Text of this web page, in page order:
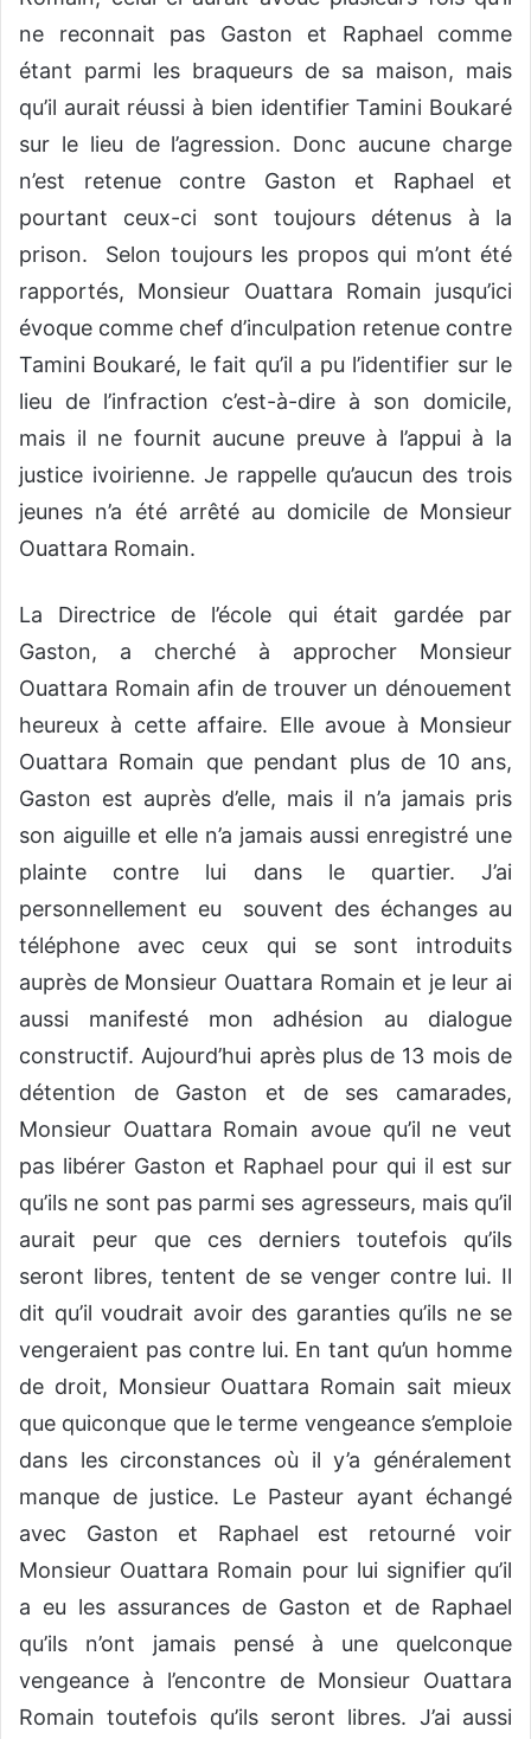
ne reconnait pas Gaston et Raphael comme
étant parmi les braqueurs de sa maison, mais
qu’il aurait réussi à bien identifier Tamini Boukaré
sur le lieu de l’agression. Donc aucune charge
n’est retenue contre Gaston et Raphael et
pourtant ceux-ci sont toujours détenus à la
prison. Selon toujours les propos qui m’ont été
rapportés, Monsieur Ouattara Romain jusqu’ici
évoque comme chef d’inculpation retenue contre
Tamini Boukaré, le fait qu’il a pu l’identifier sur le
lieu de l’infraction c’est-à-dire à son domicile,
mais il ne fournit aucune preuve à l’appui à la
justice ivoirienne. Je rappelle qu’aucun des trois
jeunes n’a été arrêté au domicile de Monsieur
Ouattara Romain.
La Directrice de l’école qui était gardée par
Gaston, a cherché à approcher Monsieur
Ouattara Romain afin de trouver un dénouement
heureux à cette affaire. Elle avoue à Monsieur
Ouattara Romain que pendant plus de 10 ans,
Gaston est auprès d’elle, mais il n’a jamais pris
son aiguille et elle n’a jamais aussi enregistré une
plainte contre lui dans le quartier. J’ai
personnellement eu souvent des échanges au
téléphone avec ceux qui se sont introduits
auprès de Monsieur Ouattara Romain et je leur ai
aussi manifesté mon adhésion au dialogue
constructif. Aujourd’hui après plus de 13 mois de
détention de Gaston et de ses camarades,
Monsieur Ouattara Romain avoue qu’il ne veut
pas libérer Gaston et Raphael pour qui il est sur
qu’ils ne sont pas parmi ses agresseurs, mais qu’il
aurait peur que ces derniers toutefois qu’ils
seront libres, tentent de se venger contre lui. Il
dit qu’il voudrait avoir des garanties qu’ils ne se
vengeraient pas contre lui. En tant qu’un homme
de droit, Monsieur Ouattara Romain sait mieux
que quiconque que le terme vengeance s’emploie
dans les circonstances où il y’a généralement
manque de justice. Le Pasteur ayant échangé
avec Gaston et Raphael est retourné voir
Monsieur Ouattara Romain pour lui signifier qu’il
a eu les assurances de Gaston et de Raphael
qu’ils n’ont jamais pensé à une quelconque
vengeance à l’encontre de Monsieur Ouattara
Romain toutefois qu’ils seront libres. J’ai aussi